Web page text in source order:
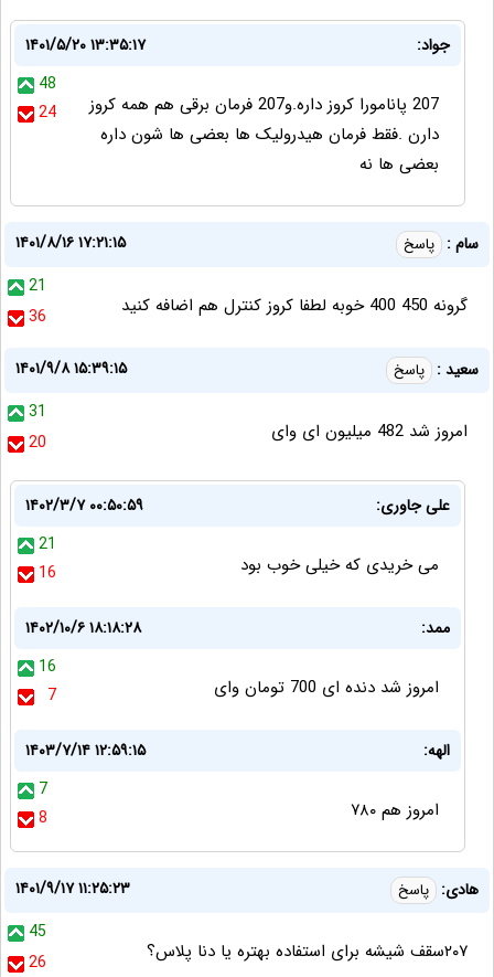
جواد:
۱۴۰۱/۵/۲۰ ۱۳:۳۵:۱۷
48
24
207 پانامورا کروز داره.و207 فرمان برقی هم همه کروز
دارن .فقط فرمان هیدرولیک ها بعضی ها شون داره
بعضی ها نه
سام : پاسخ
۱۴۰۱/۸/۱۶ ۱۷:۲۱:۱۵
21
36
گرونه 450 400 خوبه لطفا کروز کنترل هم اضافه کنید
سعید : پاسخ
۱۴۰۱/۹/۸ ۱۵:۳۹:۱۵
31
20
امروز شد 482 میلیون ای وای
علی جاوری:
۱۴۰۲/۳/۷ ۰۰:۵۰:۵۹
21
16
می خریدی که خیلی خوب بود
ممد:
۱۴۰۲/۱۰/۶ ۱۸:۱۸:۲۸
16
7
امروز شد دنده ای 700 تومان وای
الهه:
۱۴۰۳/۷/۱۴ ۱۲:۵۹:۱۵
7
8
امروز هم ۷۸۰
هادی: پاسخ
۱۴۰۱/۹/۱۷ ۱۱:۲۵:۲۳
45
26
۲۰۷سقف شیشه برای استفاده بهتره یا دنا پلاس؟